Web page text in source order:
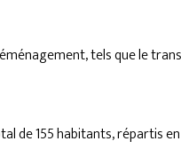
tels que le
de 155 habitants, répartis